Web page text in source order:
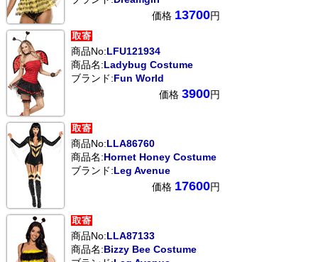
価格 13700円
商品No:LFU121934
商品名:Ladybug Costume
ブランド:Fun World
価格 3900円
商品No:LLA86760
商品名:Hornet Honey Costume
ブランド:Leg Avenue
価格 17600円
商品No:LLA87133
商品名:Bizzy Bee Costume